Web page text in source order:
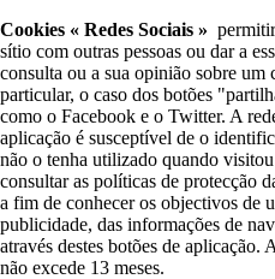
Cookies « Redes Sociais »
sítio com outras pessoas ou dar a
consulta ou a sua opinião sobre um
particular, o caso dos botões
como o Facebook e o Twitter. A
aplicação é susceptível de o
não o tenha utilizado quando
consultar as políticas de protecção
a fim de conhecer os objectivos de
publicidade, das informações de
através destes botões de aplicação.
não excede 13 meses.